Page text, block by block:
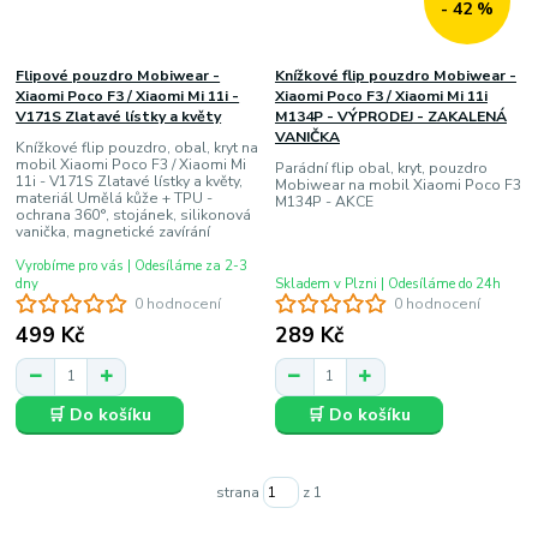
0 hodnocení
Flipové pouzdro Mobiwear -
Xiaomi Poco F3 / Xiaomi Mi 11i -
V171S Zlatavé lístky a květy
Knížkové flip pouzdro, obal, kryt na
mobil Xiaomi Poco F3 / Xiaomi Mi
11i - V171S Zlatavé lístky a květy,
materiál Umělá kůže + TPU -
ochrana 360°, stojánek, silikonová
vanička, magnetické zavírání
499 Kč
Vyrobíme pro vás | Odesíláme za 2-3
dny
🛒 Do košíku
- 42 %
0 hodnocení
Knížkové flip pouzdro Mobiwear -
Xiaomi Poco F3 / Xiaomi Mi 11i
M134P - VÝPRODEJ - ZAKALENÁ
VANIČKA
Parádní flip obal, kryt, pouzdro
Mobiwear na mobil Xiaomi Poco F3
M134P - AKCE
289 Kč
Skladem v Plzni | Odesíláme do 24h
🛒 Do košíku
strana z 1